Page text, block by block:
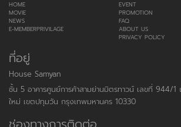
HOME
MOVIE
NEWS
E-MEMBERPRIVILAGE
EVENT
PROMOTION
FAQ
ABOUT US
PRIVACY POLICY
ที่อยู่
House Samyan
ชั้น 5 อาคารศูนย์การค้าสามย่านมิตรทาวน์ เลขที่ 944/1
ใหม่ เขตปทุมวัน กรุงเทพมหานคร 10330